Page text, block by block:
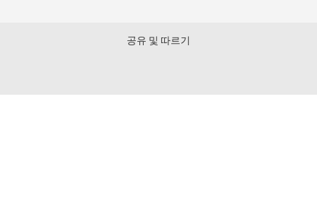
공유 및 따르기